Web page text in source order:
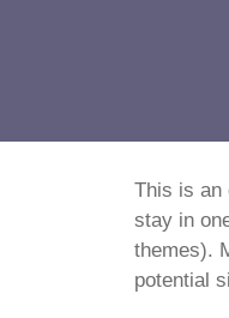
This is an
stay in
themes).
potential